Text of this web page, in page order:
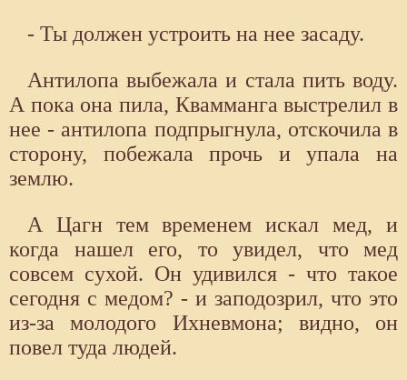
- Ты должен устроить на нее засаду.
Антилопа выбежала и стала пить воду.
А пока она пила, Квамманга выстрелил в
нее - антилопа подпрыгнула, отскочила в
сторону, побежала прочь и упала на
землю.
А Цагн тем временем искал мед, и
когда нашел его, то увидел, что мед
совсем сухой. Он удивился - что такое
сегодня с медом? - и заподозрил, что это
из-за молодого Ихневмона; видно, он
повел туда людей.